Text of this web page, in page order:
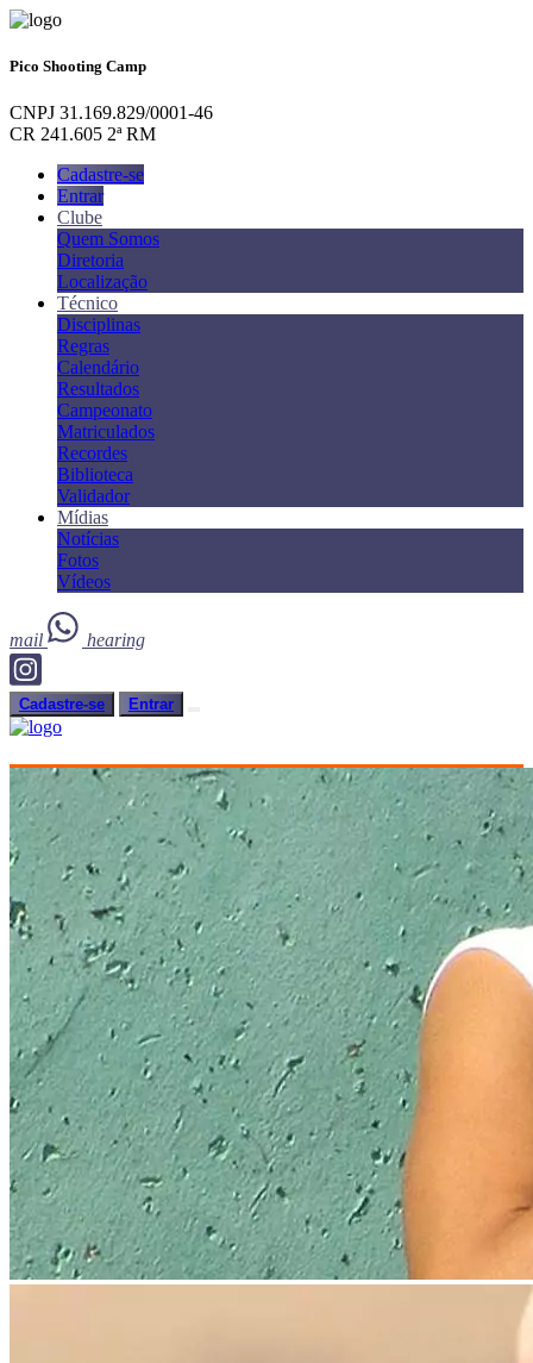
Pico Shooting Camp
CNPJ 31.169.829/0001-46
CR 241.605 2ª RM
Cadastre-se
Entrar
Clube
Quem Somos
Diretoria
Localização
Técnico
Disciplinas
Regras
Calendário
Resultados
Campeonato
Matriculados
Recordes
Biblioteca
Validador
Mídias
Notícias
Fotos
Vídeos
mail hearing
Cadastre-se Entrar